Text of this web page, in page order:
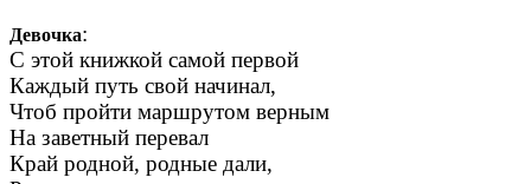
Девочка:
С этой книжкой самой первой
Каждый путь свой начинал,
Чтоб пройти маршрутом верным
На заветный перевал
Край родной, родные дали,